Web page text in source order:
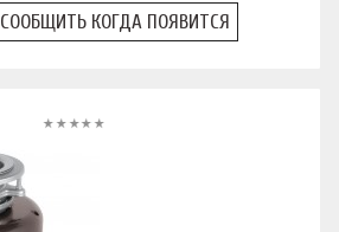
СООБЩИТЬ КОГДА ПОЯВИТСЯ